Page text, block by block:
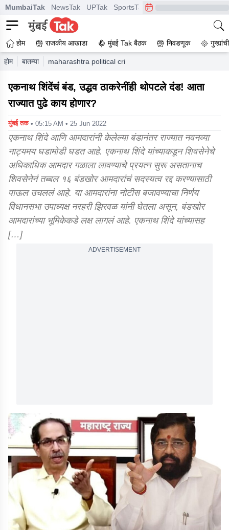
MumbaiTak NewsTak UPTak SportsTak CrimeTak
होम राजकीय आखाडा मुंबई Tak बैठक निवडणूक
होम बातम्या maharashtra political crisis what to expect now in the
एकनाथ शिंदेंचं बंड, उद्धव ठाकरेनींही थोपटले दंड! आता
राज्यात पुढे काय होणार?
मुंबई तक • 05:15 AM • 25 Jun 2022
एकनाथ शिंदे आणि आमदारांनी केलेल्या बंडानंतर राज्यात नवनव्या
नाट्यमय घडामोडी घडत आहे. एकनाथ शिंदे यांच्याकडून शिवसेनेचे
अधिकाधिक आमदार गळाला लावण्याचे प्रयत्न सुरू असतानाच
शिवसेनेनं तब्बल १६ बंडखोर आमदारांचं सदस्यत्व रद्द करण्यासाठी
पाऊल उचललं आहे. या आमदारांना नोटीस बजावण्याचा निर्णय
विधानसभा उपाध्यक्ष नरहरी झिरवळ यांनी घेतला असून, बंडखोर
आमदारांच्या भूमिकेकडे लक्ष लागलं आहे. एकनाथ शिंदे यांच्यासह
[…]
ADVERTISEMENT